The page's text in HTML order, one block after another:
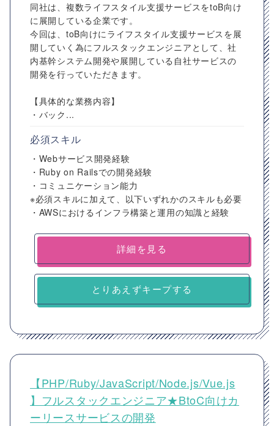
同社は、複数ライフスタイル支援サービスをtoB向け
に展開している企業です。
今回は、toB向けにライフスタイル支援サービスを展
開していく為にフルスタックエンジニアとして、社
内基幹システム開発や展開している自社サービスの
開発を行っていただきます。
【具体的な業務内容】
・バック...
必須スキル
・Webサービス開発経験
・Ruby on Railsでの開発経験
・コミュニケーション能力
※必須スキルに加えて、以下いずれかのスキルも必要
・AWSにおけるインフラ構築と運用の知識と経験
詳細を見る
とりあえずキープする
【PHP/Ruby/JavaScript/Node.js/Vue.js
】フルスタックエンジニア★BtoC向けカ
ーリースサービスの開発